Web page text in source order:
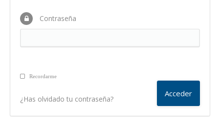
Contraseña
Recordarme
¿Has olvidado tu contraseña?